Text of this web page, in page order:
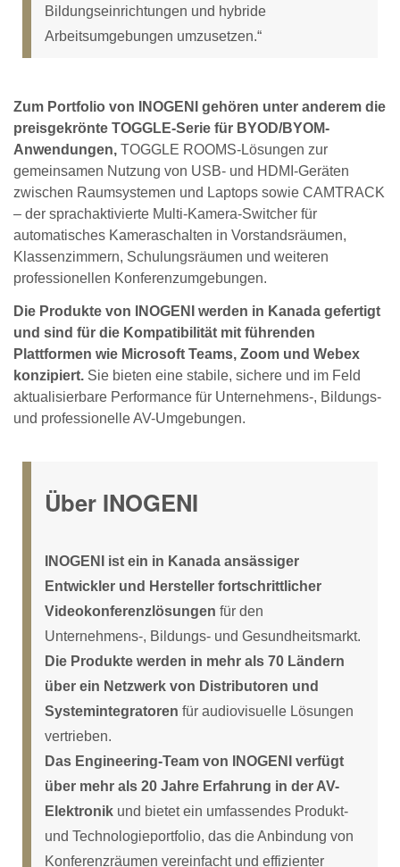
Bildungseinrichtungen und hybride
Arbeitsumgebungen umzusetzen.“
Zum Portfolio von INOGENI gehören unter anderem die
preisgekrönte TOGGLE-Serie für BYOD/BYOM-
Anwendungen, TOGGLE ROOMS-Lösungen zur
gemeinsamen Nutzung von USB- und HDMI-Geräten
zwischen Raumsystemen und Laptops sowie CAMTRACK
– der sprachaktivierte Multi-Kamera-Switcher für
automatisches Kameraschalten in Vorstandsräumen,
Klassenzimmern, Schulungsräumen und weiteren
professionellen Konferenzumgebungen.
Die Produkte von INOGENI werden in Kanada gefertigt
und sind für die Kompatibilität mit führenden
Plattformen wie Microsoft Teams, Zoom und Webex
konzipiert. Sie bieten eine stabile, sichere und im Feld
aktualisierbare Performance für Unternehmens-, Bildungs-
und professionelle AV-Umgebungen.
Über INOGENI
INOGENI ist ein in Kanada ansässiger
Entwickler und Hersteller fortschrittlicher
Videokonferenzlösungen für den
Unternehmens-, Bildungs- und Gesundheitsmarkt.
Die Produkte werden in mehr als 70 Ländern
über ein Netzwerk von Distributoren und
Systemintegratoren für audiovisuelle Lösungen
vertrieben.
Das Engineering-Team von INOGENI verfügt
über mehr als 20 Jahre Erfahrung in der AV-
Elektronik und bietet ein umfassendes Produkt-
und Technologieportfolio, das die Anbindung von
Konferenzräumen vereinfacht und effizienter